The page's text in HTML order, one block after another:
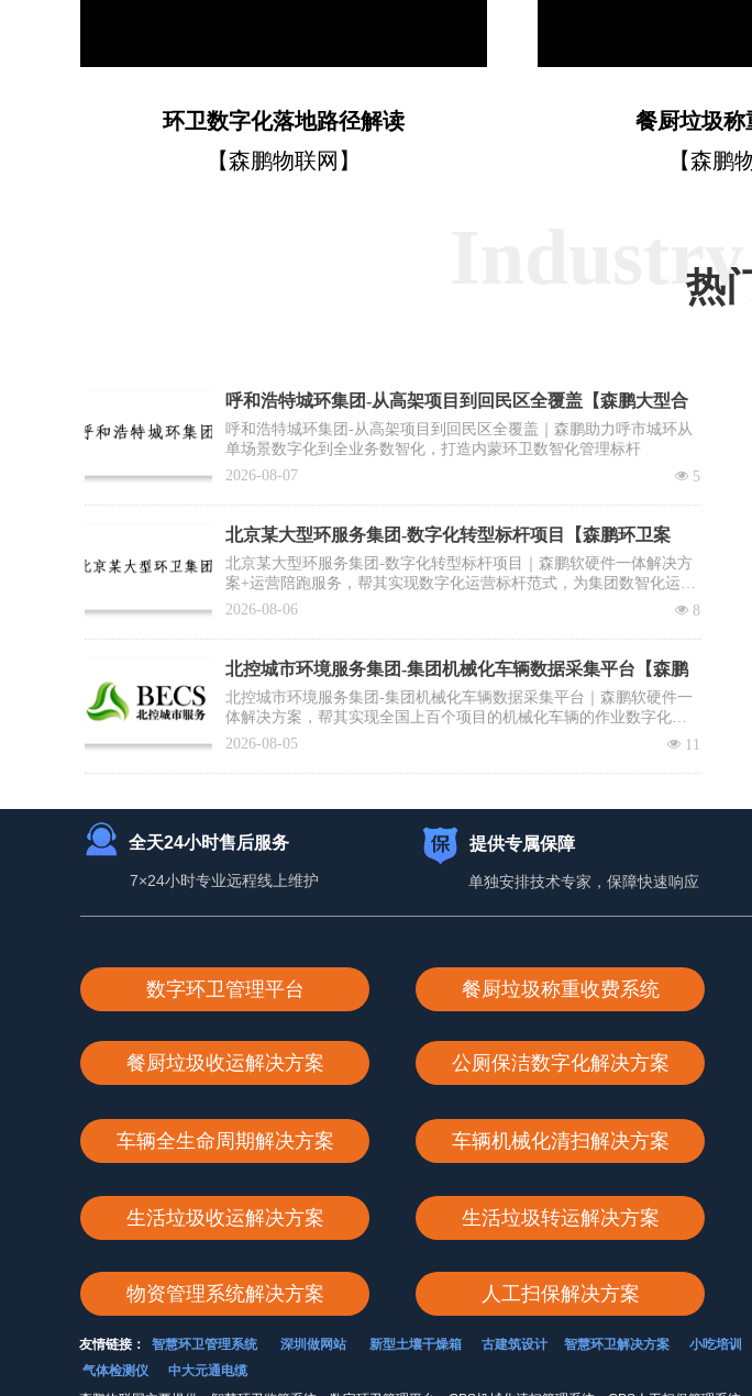
环卫数字化落地路径解读
【森鹏物联网】
餐厨垃圾称
【森鹏
呼和浩特城环集团-从高架项目到回民区全覆盖【森鹏大型合
作案例】
呼和浩特城环集团-从高架项目到回民区全覆盖｜森鹏助力呼市城环从
单场景数字化到全业务数智化，打造内蒙环卫数智化管理标杆
넶 5
2026-08-07
北京某大型环服务集团-数字化转型标杆项目【森鹏环卫案
例】
北京某大型环服务集团-数字化转型标杆项目｜森鹏软硬件一体解决方
案+运营陪跑服务，帮其实现数字化运营标杆范式，为集团数智化运营
推广复制提供标杆范式
넶 8
2026-08-06
北控城市环境服务集团-集团机械化车辆数据采集平台【森鹏
合作案例】
北控城市环境服务集团-集团机械化车辆数据采集平台｜森鹏软硬件一
体解决方案，帮其实现全国上百个项目的机械化车辆的作业数字化，
为集团数智化运营打好基础
넶 11
2026-08-05
热
全天24小时售后服务
7×24小时专业远程线上维护
提供专属保障
单独安排技术专家，保障快速响应
数字环卫管理平台 餐厨垃圾称重收费系统
餐厨垃圾收运解决方案 公厕保洁数字化解决方案
车辆全生命周期解决方案 车辆机械化清扫解决方案
生活垃圾收运解决方案 生活垃圾转运解决方案
物资管理系统解决方案 人工扫保解决方案
友情链接： 智慧环卫管理系统 深圳做网站 新型土壤干燥箱 古建筑设计 智慧环卫解决方案 小吃培训
气体检测仪
中大元通电缆